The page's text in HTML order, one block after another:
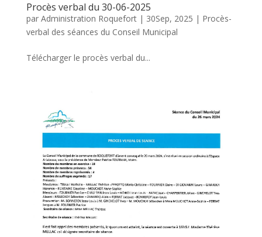
Procès verbal du 30-06-2025
par Administration Roquefort| 30Sep, 2025 | Procès-
verbal des séances du Conseil Municipal
Télécharger le procès verbal du...